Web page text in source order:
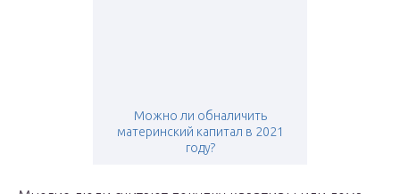
Можно ли обналичить
материнский капитал в 2021
году?